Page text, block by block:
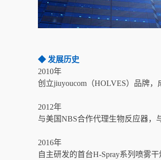
◆ 发展历史
2010年
创立jiuyoucom（HOLVES）品牌，
2012年
与美国NBS合作代理生物反应器，
2016年
自主研发的首台H-Spray系列喷雾